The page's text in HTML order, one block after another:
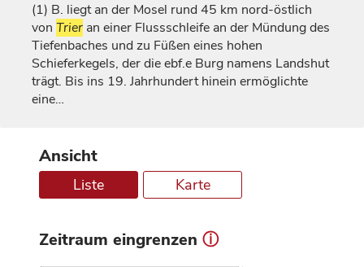
(1) B. liegt an der Mosel rund 45 km nord-östlich
von Trier an einer Flussschleife an der Mündung des
Tiefenbaches und zu Füßen eines hohen
Schieferkegels, der die ebf.e Burg namens Landshut
trägt. Bis ins 19. Jahrhunderthinein ermöglichte
eine…
Ansicht
Liste Karte
Zeitraum eingrenzen ⓘ